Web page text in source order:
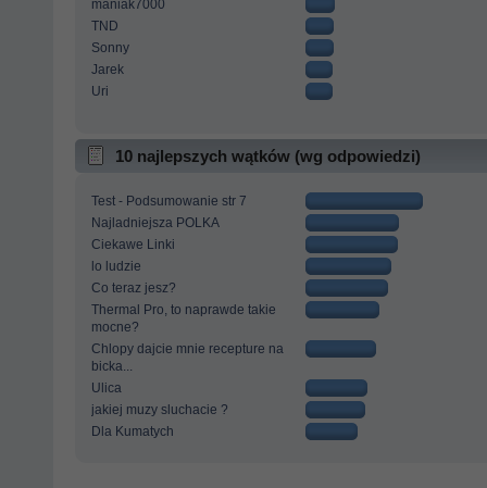
maniak7000
TND
Sonny
Jarek
Uri
10 najlepszych wątków (wg odpowiedzi)
Test - Podsumowanie str 7
Najladniejsza POLKA
Ciekawe Linki
lo ludzie
Co teraz jesz?
Thermal Pro, to naprawde takie
mocne?
Chlopy dajcie mnie recepture na
bicka...
Ulica
jakiej muzy sluchacie ?
Dla Kumatych